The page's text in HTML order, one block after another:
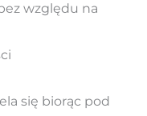
względu na
się biorąc pod